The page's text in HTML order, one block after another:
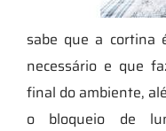
sabe que a cortina
necessário e que
final do ambiente,
o bloqueio de